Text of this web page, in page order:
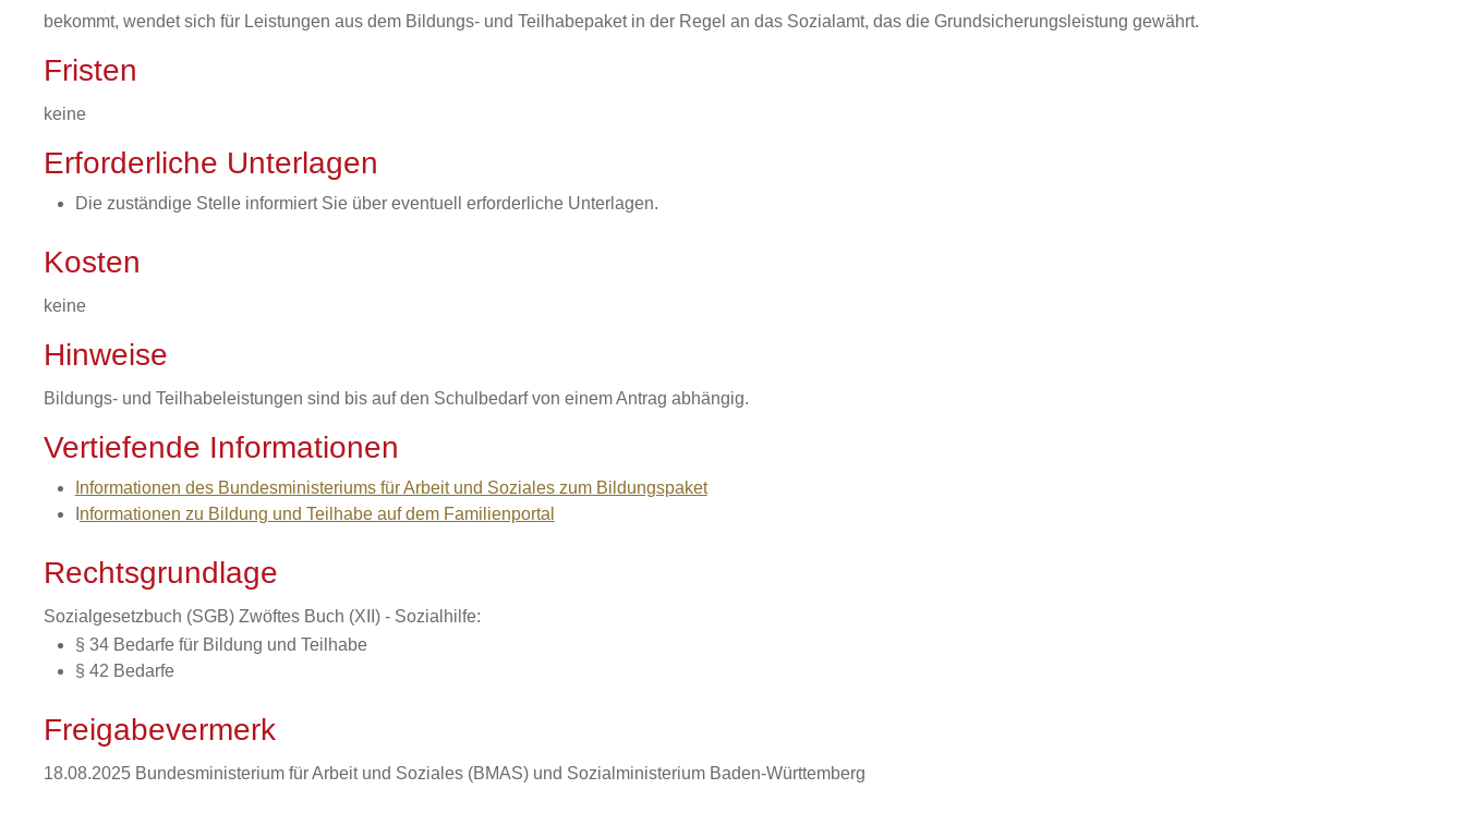
bekommt, wendet sich für Leistungen aus dem Bildungs- und Teilhabepaket in der Regel an das Sozialamt, das die Grundsicherungsleistung gewährt.
Fristen
keine
Erforderliche Unterlagen
Die zuständige Stelle informiert Sie über eventuell erforderliche Unterlagen.
Kosten
keine
Hinweise
Bildungs- und Teilhabeleistungen sind bis auf den Schulbedarf von einem Antrag abhängig.
Vertiefende Informationen
Informationen des Bundesministeriums für Arbeit und Soziales zum Bildungspaket
nformationen zu Bildung und Teilhabe auf dem Familienportal
Rechtsgrundlage
Sozialgesetzbuch (SGB) Zwöftes Buch (XII) - Sozialhilfe:
§ 34 Bedarfe für Bildung und Teilhabe
§ 42 Bedarfe
Freigabevermerk
18.08.2025 Bundesministerium für Arbeit und Soziales (BMAS) und Sozialministerium Baden-Württemberg